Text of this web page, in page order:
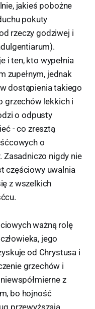
jakieś pobożne
pokuty
rzeczy godziwej i
i ten, kto wypełnia
zupełnym, jednak
dostąpienia takiego
grzechów lekkich i
o odpusty
- co zresztą
o
Zasadniczo nigdy nie
częściowy uwalnia
z wszelkich
ważną rolę
jego
od Chrystusa i
grzechów i
z
bo hojność